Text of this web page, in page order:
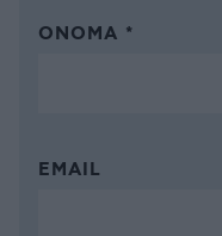
ΌΝΟΜΑ *
EMAIL